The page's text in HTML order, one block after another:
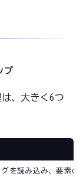
プ
、大きく6つ
グを読み込み、要素の